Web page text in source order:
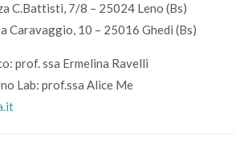
C.Battisti, 7/8 – 25024 Leno (Bs)
Caravaggio, 10 – 25016 Ghedi (Bs)
prof. ssa Ermelina Ravelli
Lab: prof.ssa Alice Me